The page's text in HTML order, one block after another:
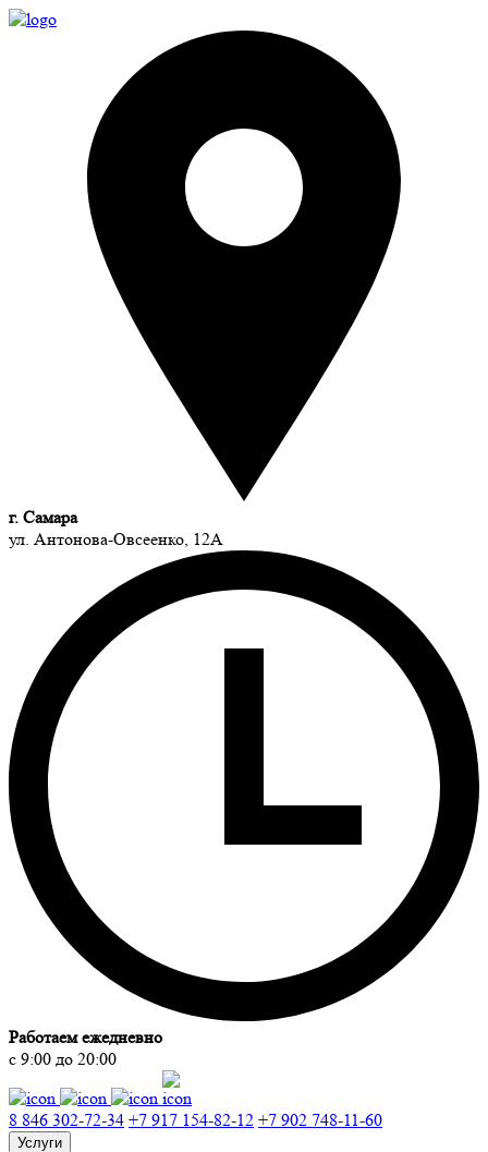
г. Самара
ул. Антонова-Овсеенко, 12А
Работаем ежедневно
с 9:00 до 20:00
8 846 302-72-34 +7 917 154-82-12 +7 902 748-11-60
Услуги